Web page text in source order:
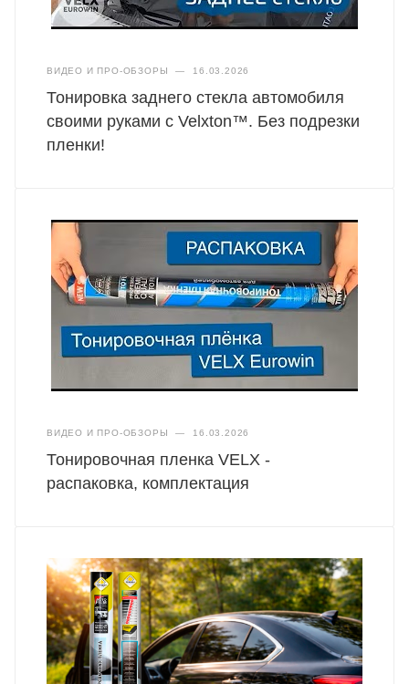
ВИДЕО И ПРО-ОБЗОРЫ — 16.03.2026
Тонировка заднего стекла автомобиля
своими руками с Velxton™. Без подрезки
пленки!
ВИДЕО И ПРО-ОБЗОРЫ — 16.03.2026
Тонировочная пленка VELX -
распаковка, комплектация